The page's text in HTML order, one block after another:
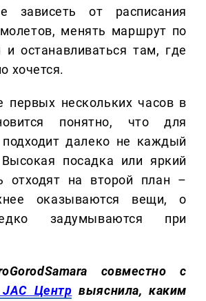
зависеть от расписания
менять маршрут по
и останавливаться там, где
хочется.
первых нескольких часов в
понятно, что для
подходит далеко не каждый
посадка или яркий
отходят на второй план –
оказываются вещи, о
задумываются при
совместно с
JAC Центр выяснила, каким